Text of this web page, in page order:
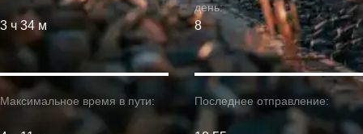
3 ч 34 м
Максимальное время в пути:
день:
8
Последнее отправление: